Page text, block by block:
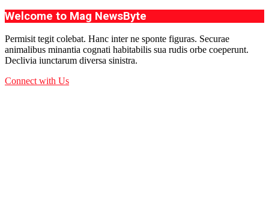
Welcome to Mag NewsByte
Permisit tegit colebat. Hanc inter ne sponte figuras. Securae
animalibus minantia cognati habitabilis sua rudis orbe coeperunt.
Declivia iunctarum diversa sinistra.
Connect with Us